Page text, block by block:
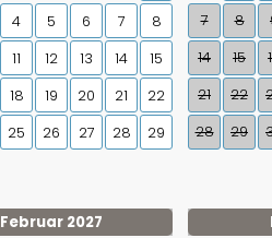
4 5 6 7
8
11 12 13 14
15
18 19 20 21
22
25 26 27 28
29
7
8
14
15
21
22
28
29
Februar 2027